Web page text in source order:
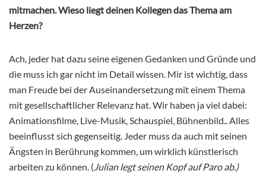
mitmachen. Wieso liegt deinen Kollegen das Thema am
Herzen?
Ach, jeder hat dazu seine eigenen Gedanken und Gründe und
die muss ich gar nicht im Detail wissen. Mir ist wichtig, dass
man Freude bei der Auseinandersetzung mit einem Thema
mit gesellschaftlicher Relevanz hat. Wir haben ja viel dabei:
Animationsfilme, Live-Musik, Schauspiel, Bühnenbild.. Alles
beeinflusst sich gegenseitig. Jeder muss da auch mit seinen
Ängsten in Berührung kommen, um wirklich künstlerisch
arbeiten zu können. (Julian legt seinen Kopf auf Paro ab.)